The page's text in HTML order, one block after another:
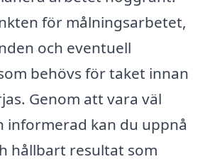
för målningsarbetet,
och eventuell
behövs för taket innan
Genom att vara väl
informerad kan du uppnå
hållbart resultat som